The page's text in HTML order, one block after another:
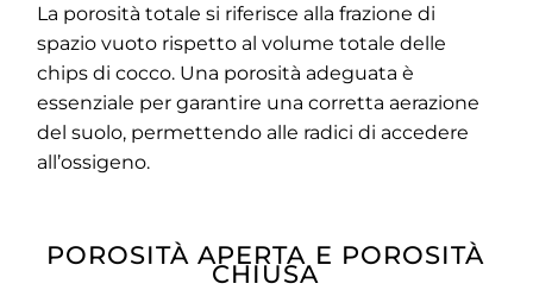
La porosità totale si riferisce alla frazione di
spazio vuoto rispetto al volume totale delle
chips di cocco. Una porosità adeguata è
essenziale per garantire una corretta aerazione
del suolo, permettendo alle radici di accedere
all’ossigeno.
POROSITÀ APERTA E POROSITÀ
CHIUSA